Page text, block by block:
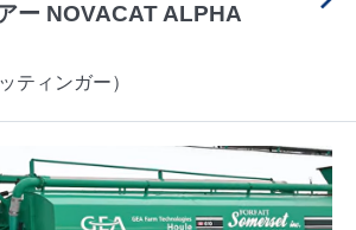
ー NOVACAT ALPHA
ティンガー）